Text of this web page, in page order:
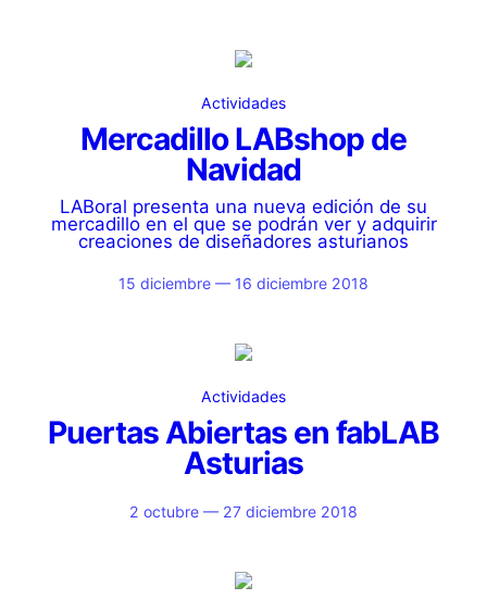
Actividades
Mercadillo LABshop de
Navidad
LABoral presenta una nueva edición de su
mercadillo en el que se podrán ver y adquirir
creaciones de diseñadores asturianos
15 diciembre — 16 diciembre 2018
Actividades
Puertas Abiertas en fabLAB
Asturias
2 octubre — 27 diciembre 2018